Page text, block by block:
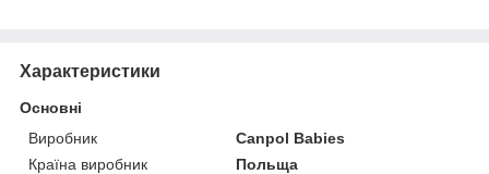
Характеристики
Основні
Виробник
Canpol Babies
Країна виробник
Польща